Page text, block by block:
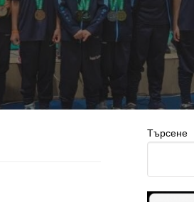
Търсене